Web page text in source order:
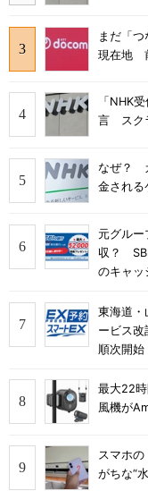
まだ「
現在地
「NHK
言 スク
なぜ？
金される
元グルー
収？ SBI
のキャッ
東海道・
ービス
順次開始
最大22
風機が
スマホ
がちな“